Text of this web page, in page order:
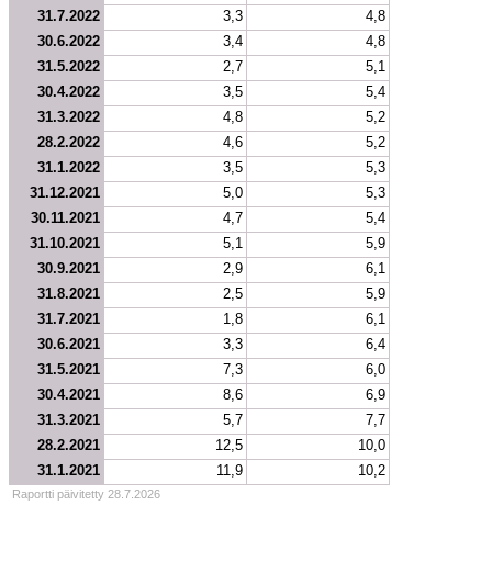
31.7.2022
3,3
4,8
30.6.2022
3,4
4,8
31.5.2022
2,7
5,1
30.4.2022
3,5
5,4
31.3.2022
4,8
5,2
28.2.2022
4,6
5,2
31.1.2022
3,5
5,3
31.12.2021
5,0
5,3
30.11.2021
4,7
5,4
31.10.2021
5,1
5,9
30.9.2021
2,9
6,1
31.8.2021
2,5
5,9
31.7.2021
1,8
6,1
30.6.2021
3,3
6,4
31.5.2021
7,3
6,0
30.4.2021
8,6
6,9
31.3.2021
5,7
7,7
28.2.2021
12,5
10,0
31.1.2021
11,9 10,2
Raportti päivitetty 28.7.2026